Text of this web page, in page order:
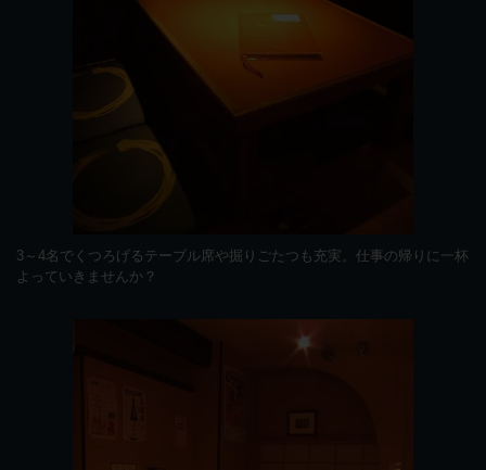
3～4名でくつろげるテーブル席や掘りごたつも充実。仕事の帰りに一杯
よっていきませんか？